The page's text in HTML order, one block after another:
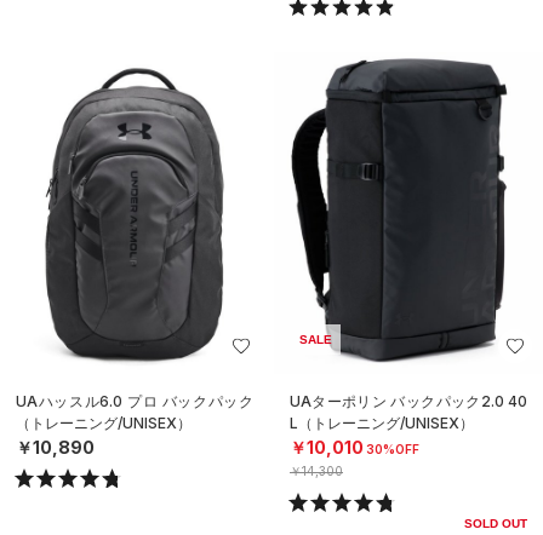
UAハッスル6.0 プロ バックパック
（トレーニング/UNISEX）
￥10,890
SALE
UAターポリン バックパック2.0 40
L（トレーニング/UNISEX）
￥10,010 30%OFF
￥14,300
SOLD OUT